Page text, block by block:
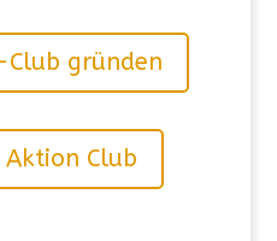
Club gründen
Club